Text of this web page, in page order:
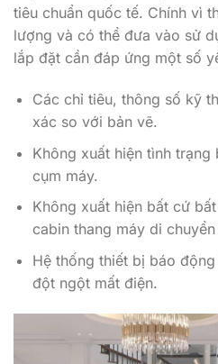
tiêu chuẩn quốc tế. Chính vì
lượng và có thể đưa vào sử
lắp đặt cần đáp ứng một số
Các chỉ tiêu, thông số kỹ
xác so với bản vẽ.
Không xuất hiện tình
cụm máy.
Không xuất hiện bất cứ
cabin thang máy di
Hệ thống thiết bị báo
đột ngột mất điện.